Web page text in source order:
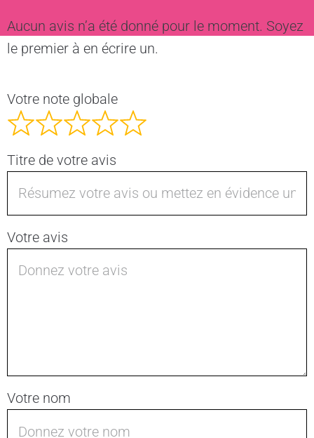
Aucun avis n’a été donné pour le moment. Soyez
le premier à en écrire un.
Votre note globale
Titre de votre avis
Votre avis
Votre nom